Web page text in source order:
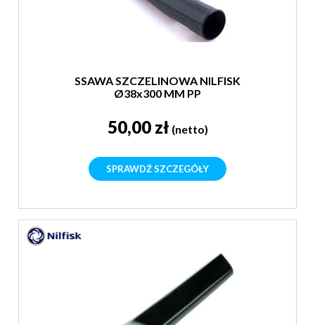
SSAWA SZCZELINOWA NILFISK
Ø38x300 MM PP
50,00 zł (netto)
SPRAWDŹ SZCZEGÓŁY